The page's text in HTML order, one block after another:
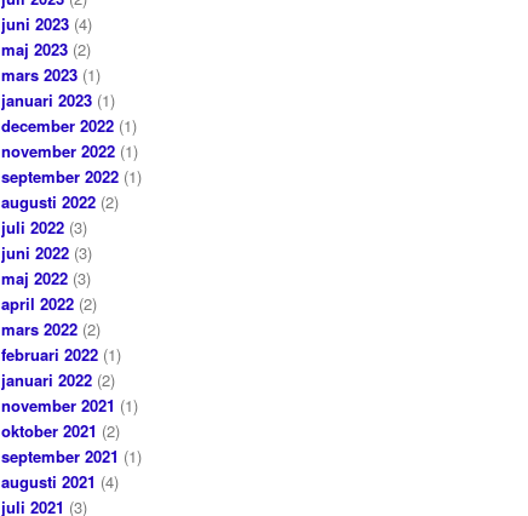
juni 2023(4)
maj 2023(2)
mars 2023(1)
januari 2023(1)
december 2022(1)
november 2022(1)
september 2022(1)
augusti 2022(2)
juli 2022(3)
juni 2022(3)
maj 2022(3)
april 2022(2)
mars 2022(2)
februari 2022(1)
januari 2022(2)
november 2021 (1)
oktober 2021 (2)
september 2021 (1)
augusti 2021 (4)
juli 2021 (3)